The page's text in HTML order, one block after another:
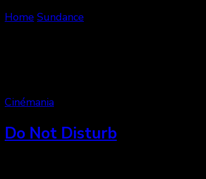
Home Sundance
Cinémania
Do Not Disturb